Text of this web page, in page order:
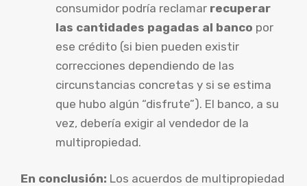
consumidor podría reclamar recuperar
las cantidades pagadas al banco por
ese crédito (si bien pueden existir
correcciones dependiendo de las
circunstancias concretas y si se estima
que hubo algún “disfrute”). El banco, a su
vez, debería exigir al vendedor de la
multipropiedad.
En conclusión: Los acuerdos de multipropiedad